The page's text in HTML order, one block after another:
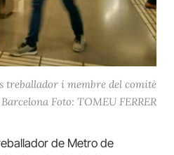
treballador i membre del comitè
Foto: TOMEU FERRER
de Metro de